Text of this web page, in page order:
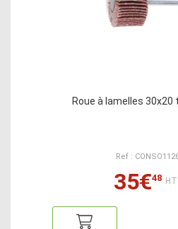
Roue à lamelles 30x20
Ref :
35€48